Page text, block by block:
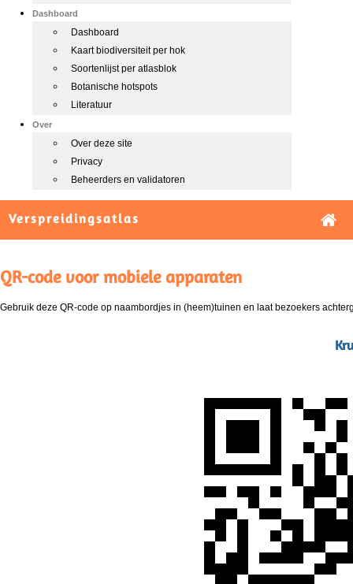
Dashboard
Dashboard
Kaart biodiversiteit per hok
Soortenlijst per atlasblok
Botanische hotspots
Literatuur
Over
Over deze site
Privacy
Beheerders en validatoren
Verspreidingsatlas
QR-code voor mobiele apparaten
Gebruik deze QR-code op naambordjes in (heem)tuinen en laat bezoekers